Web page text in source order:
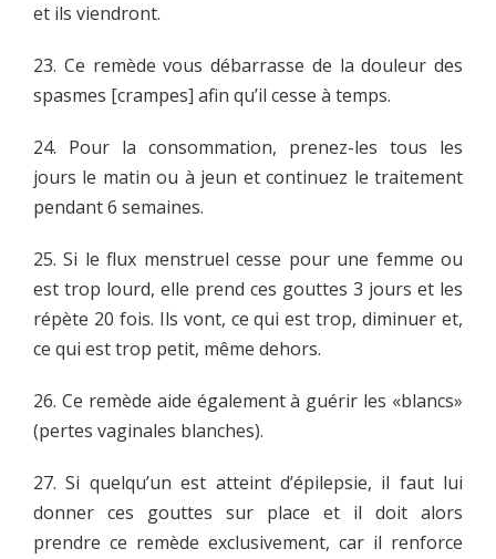
et ils viendront.
23. Ce remède vous débarrasse de la douleur des
spasmes [crampes] afin qu’il cesse à temps.
24. Pour la consommation, prenez-les tous les
jours le matin ou à jeun et continuez le traitement
pendant 6 semaines.
25. Si le flux menstruel cesse pour une femme ou
est trop lourd, elle prend ces gouttes 3 jours et les
répète 20 fois. Ils vont, ce qui est trop, diminuer et,
ce qui est trop petit, même dehors.
26. Ce remède aide également à guérir les «blancs»
(pertes vaginales blanches).
27. Si quelqu’un est atteint d’épilepsie, il faut lui
donner ces gouttes sur place et il doit alors
prendre ce remède exclusivement, car il renforce